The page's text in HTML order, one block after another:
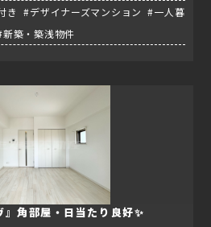
き #デザイナーズマンション #一人暮
築・築浅物件
』角部屋・日当たり良好✨